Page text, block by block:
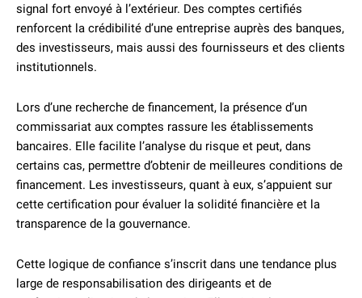
signal fort envoyé à l’extérieur. Des comptes certifiés
renforcent la crédibilité d’une entreprise auprès des banques,
des investisseurs, mais aussi des fournisseurs et des clients
institutionnels.
Lors d’une recherche de financement, la présence d’un
commissariat aux comptes rassure les établissements
bancaires. Elle facilite l’analyse du risque et peut, dans
certains cas, permettre d’obtenir de meilleures conditions de
financement. Les investisseurs, quant à eux, s’appuient sur
cette certification pour évaluer la solidité financière et la
transparence de la gouvernance.
Cette logique de confiance s’inscrit dans une tendance plus
large de responsabilisation des dirigeants et de